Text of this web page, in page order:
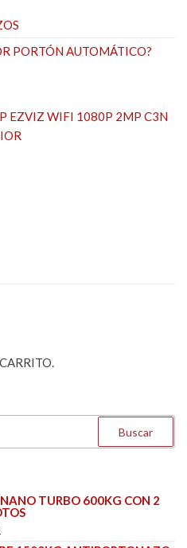
PORTÓN AUTOMÁTICO?
EZVIZ WIFI 1080P 2MP C3N
TURBO 600KG CON 2